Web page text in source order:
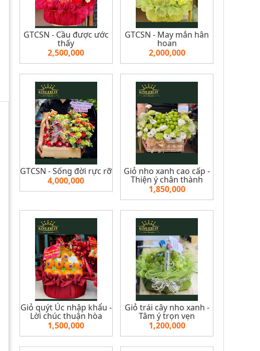
GTCSN - Cầu được ước
thấy
2,500,000
GTCSN - May mắn hân
hoan
2,000,000
GTCSN - Sống đời rực rỡ
4,000,000
Giỏ nho xanh cao cấp -
Thiện ý chân thành
1,850,000
Giỏ quýt Úc nhập khẩu -
Lời chúc thuận hòa
1,500,000
Giỏ trái cây nho xanh -
Tâm ý trọn vẹn
1,200,000